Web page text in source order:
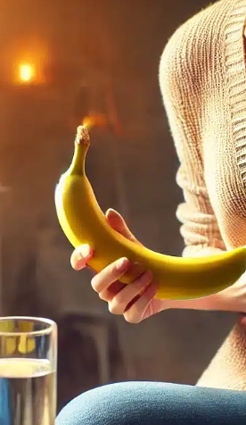
näkyvä ääni
Andersson vaimo